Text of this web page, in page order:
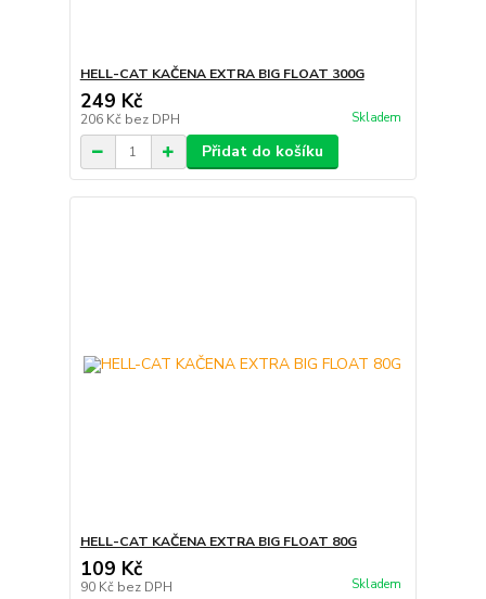
HELL-CAT KAČENA EXTRA BIG FLOAT 300G
249 Kč
206 Kč bez DPH Skladem
Přidat do košíku
HELL-CAT KAČENA EXTRA BIG FLOAT 80G
109 Kč
90 Kč bez DPH Skladem